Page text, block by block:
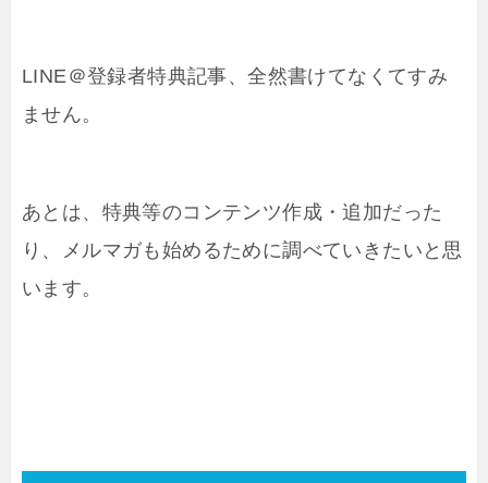
LINE＠登録者特典記事、全然書けてなくてすみ
ません。
あとは、特典等のコンテンツ作成・追加だった
り、メルマガも始めるために調べていきたいと思
います。